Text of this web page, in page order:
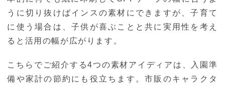
うに切り抜けばインスの素材にできますが、子育て
に使う場合は、子供が喜ぶことと共に実用性を考え
ると活用の幅が広がります。
こちらでご紹介する4つの素材アイディアは、入園準
備や家計の節約にも役立ちます。市販のキャラクタ